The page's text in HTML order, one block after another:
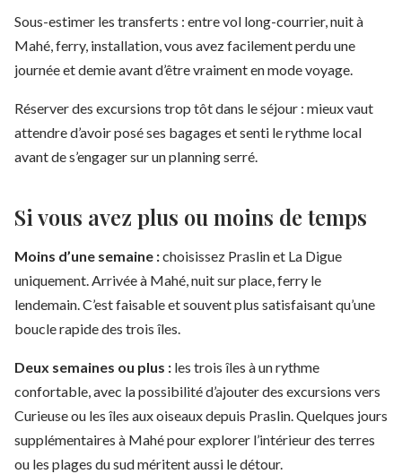
Sous-estimer les transferts : entre vol long-courrier, nuit à
Mahé, ferry, installation, vous avez facilement perdu une
journée et demie avant d’être vraiment en mode voyage.
Réserver des excursions trop tôt dans le séjour : mieux vaut
attendre d’avoir posé ses bagages et senti le rythme local
avant de s’engager sur un planning serré.
Si vous avez plus ou moins de temps
Moins d’une semaine :choisissez Praslin et La Digue
uniquement. Arrivée à Mahé, nuit sur place, ferry le
lendemain. C’est faisable et souvent plus satisfaisant qu’une
boucle rapide des trois îles.
Deux semaines ou plus : les trois îles à un rythme
confortable, avec la possibilité d’ajouter des excursions vers
Curieuse ou les îles aux oiseaux depuis Praslin. Quelques jours
supplémentaires à Mahé pour explorer l’intérieur des terres
ou les plages du sud méritent aussi le détour.